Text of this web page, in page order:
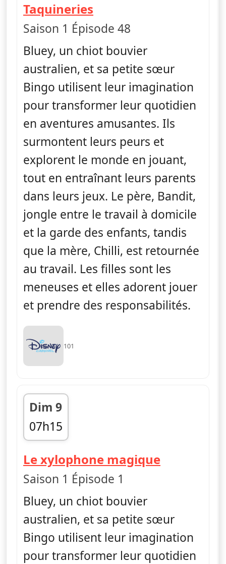
Taquineries
Saison 1 Épisode 48
Bluey, un chiot bouvier
australien, et sa petite sœur
Bingo utilisent leur imagination
pour transformer leur quotidien
en aventures amusantes. Ils
surmontent leurs peurs et
explorent le monde en jouant,
tout en entraînant leurs parents
dans leurs jeux. Le père, Bandit,
jongle entre le travail à domicile
et la garde des enfants, tandis
que la mère, Chilli, est retournée
au travail. Les filles sont les
meneuses et elles adorent jouer
et prendre des responsabilités.
101
Dim 9
07h15
fin 07h25
Le xylophone magique— Bluey
Saison 1 Épisode 1
Bluey, un chiot bouvier
australien, et sa petite sœur
Bingo utilisent leur imagination
pour transformer leur quotidien